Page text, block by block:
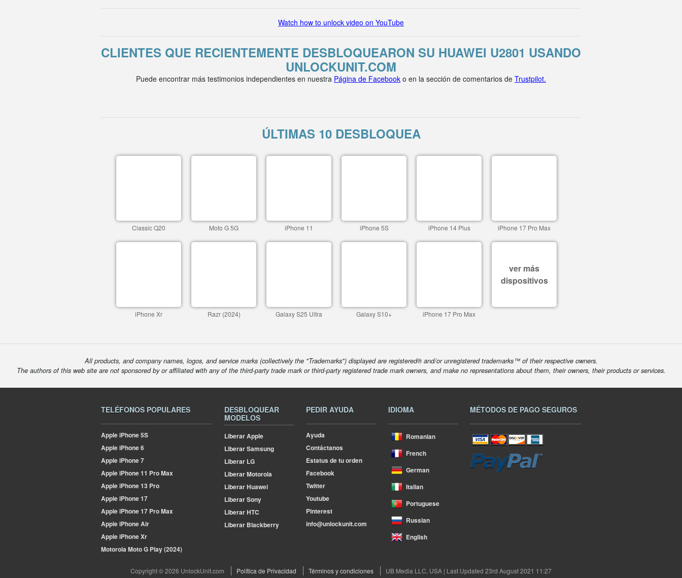
Watch how to unlock video on YouTube
CLIENTES QUE RECIENTEMENTE DESBLOQUEARON SU HUAWEI U2801 USANDO
UNLOCKUNIT.COM
Puede encontrar más testimonios independientes en nuestra Página de Facebook o en la sección de comentarios de Trustpilot.
ÚLTIMAS 10 DESBLOQUEA
Classic Q20 Moto G 5G iPhone 11 iPhone 5S iPhone 14 Plus iPhone 17 Pro Max
iPhone Xr Razr (2024) Galaxy S25 Ultra Galaxy S10+ iPhone 17 Pro Max
ver más
dispositivos
All products, and company names, logos, and service marks (collectively the "Trademarks") displayed are registered® and/or unregistered trademarks™ of their respective owners.
The authors of this web site are not sponsored by or affiliated with any of the third-party trade mark or third-party registered trade mark owners, and make no representations about them, their owners, their products or services.
TELÉFONOS POPULARES
AppleiPhone 5S
AppleiPhone 6
AppleiPhone 7
AppleiPhone 11 Pro Max
AppleiPhone 13 Pro
AppleiPhone 17
AppleiPhone 17 Pro Max
AppleiPhone Air
AppleiPhone Xr
MotorolaMoto G Play (2024)
DESBLOQUEAR
MODELOS
Liberar Apple
Liberar Samsung
Liberar LG
Liberar Motorola
Liberar Huawei
Liberar Sony
Liberar HTC
Liberar Blackberry
PEDIR AYUDA
Ayuda
Contáctanos
Estatus de tu orden
Facebook
Twitter
Youtube
Pinterest
info@unlockunit.com
IDIOMA
Romanian
French
German
Italian
Portuguese
Russian
English
MÉTODOS DE PAGO SEGUROS
Copyright © 2026 UnlockUnit.com Política de Privacidad Términos y condiciones UB Media LLC, USA | Last Updated 23rd August 2021 11:27